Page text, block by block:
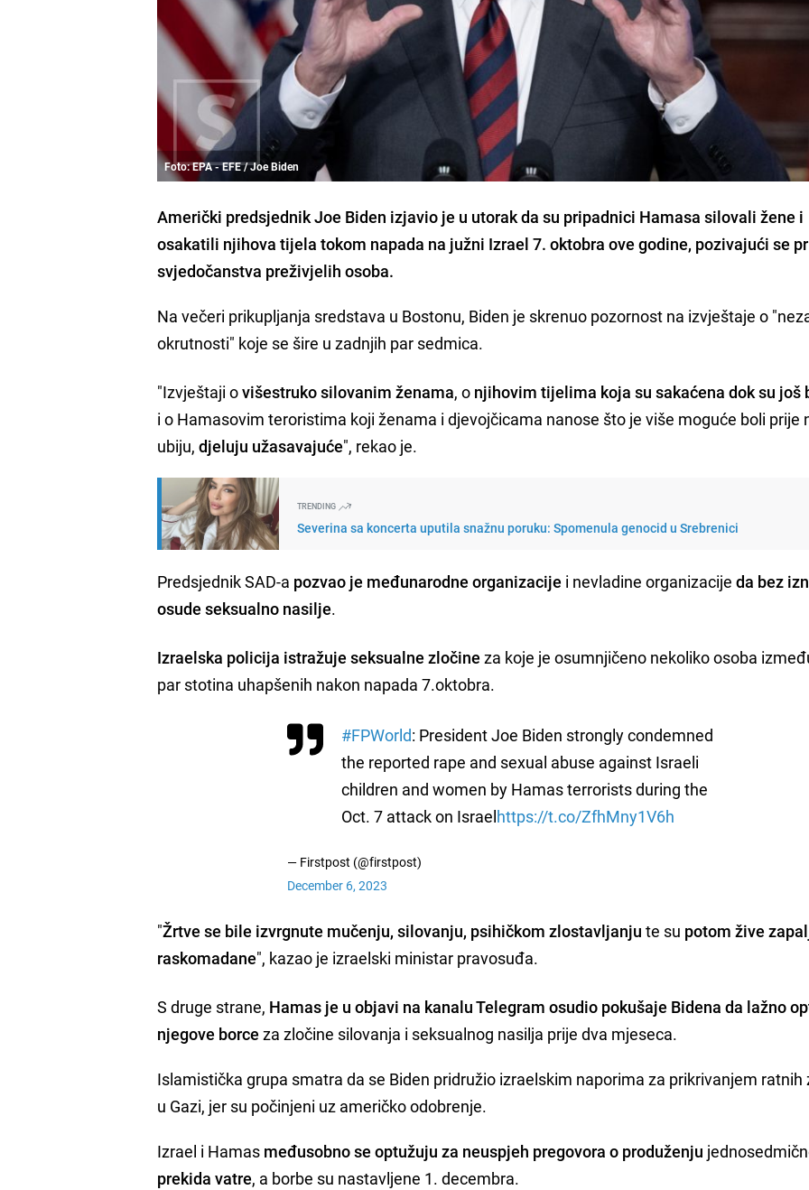
Foto: EPA - EFE / Joe Biden
Američki predsjednik Joe Biden izjavio je u utorak da su pripadnici Hamasa silovali žene i
osakatili njihova tijela tokom napada na južni Izrael 7. oktobra ove godine, pozivajući se
svjedočanstva preživjelih osoba.
Na večeri prikupljanja sredstava u Bostonu, Biden je skrenuo pozornost na izvještaje o
okrutnosti" koje se šire u zadnjih par sedmica.
"Izvještaji ovišestruko silovanim ženama, o njihovim tijelima koja su sakaćena dok su još
i o Hamasovim teroristima koji ženama i djevojčicama nanose što je više moguće boli prije
ubiju,djeluju užasavajuće", rekao je.
TRENDING
Severina sa koncerta uputila snažnu poruku: Spomenula genocid u Srebrenici
Predsjednik SAD-a pozvao je međunarodne organizacije i nevladine organizacijeda bez
osude seksualno nasilje.
Izraelska policija istražuje seksualne zločine za koje je osumnjičeno nekoliko osoba
par stotina uhapšenih nakon napada 7.oktobra.
#FPWorld: President Joe Biden strongly condemned
the reported rape and sexual abuse against Israeli
children and women by Hamas terrorists during the
Oct. 7 attack on Israelhttps://t.co/ZfhMny1V6h
— Firstpost (@firstpost)
December 6, 2023
"Žrtve se bile izvrgnute mučenju, silovanju, psihičkom zlostavljanju te su potom žive
raskomadane", kazao je izraelski ministar pravosuđa.
S druge strane, Hamas je u objavi na kanalu Telegram osudio pokušaje Bidena da lažno
njegove borce za zločine silovanja i seksualnog nasilja prije dva mjeseca.
Islamistička grupa smatra da se Biden pridružio izraelskim naporima za prikrivanjem ratnih
u Gazi, jer su počinjeni uz američko odobrenje.
Izrael i Hamas međusobno se optužuju za neuspjeh pregovora o produženju
prekida vatre, a borbe su nastavljene 1. decembra.